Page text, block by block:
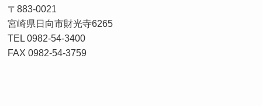
〒883-0021
宮崎県日向市財光寺6265
TEL 0982-54-3400
FAX 0982-54-3759